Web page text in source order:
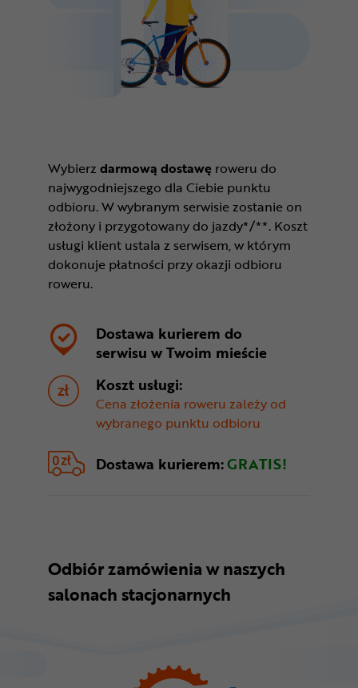
Wybierz darmową dostawę roweru do
najwygodniejszego dla Ciebie punktu
odbioru. W wybranym serwisie zostanie on
złożony i przygotowany do jazdy*/**. Koszt
usługi klient ustala z serwisem, w którym
dokonuje płatności przy okazji odbioru
roweru.
Dostawa kurierem do
serwisu wTwoim mieście
Koszt usługi:
Cena złożenia roweru zależy od
wybranego punktu odbioru
Dostawa kurierem:GRATIS!
Odbiór zamówienia w naszych
salonach stacjonarnych